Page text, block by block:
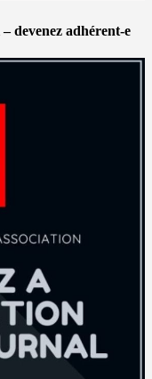
devenez adhérent-e